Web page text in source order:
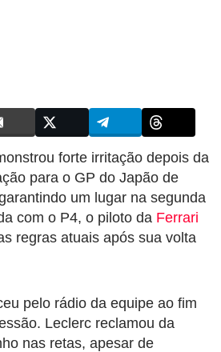
forte irritação depois da
para o GP do Japão de
um lugar na segunda
com o P4, o piloto da Ferrari
regras atuais após sua volta
pelo rádio da equipe ao fim
Leclerc reclamou da
nas retas, apesar de